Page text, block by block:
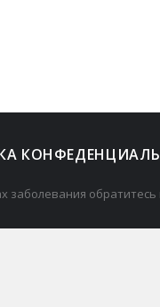
заболевания обратитесь